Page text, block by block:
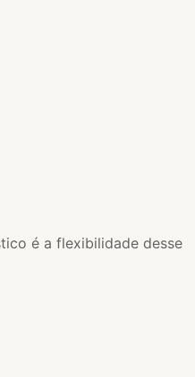
é a flexibilidade desse